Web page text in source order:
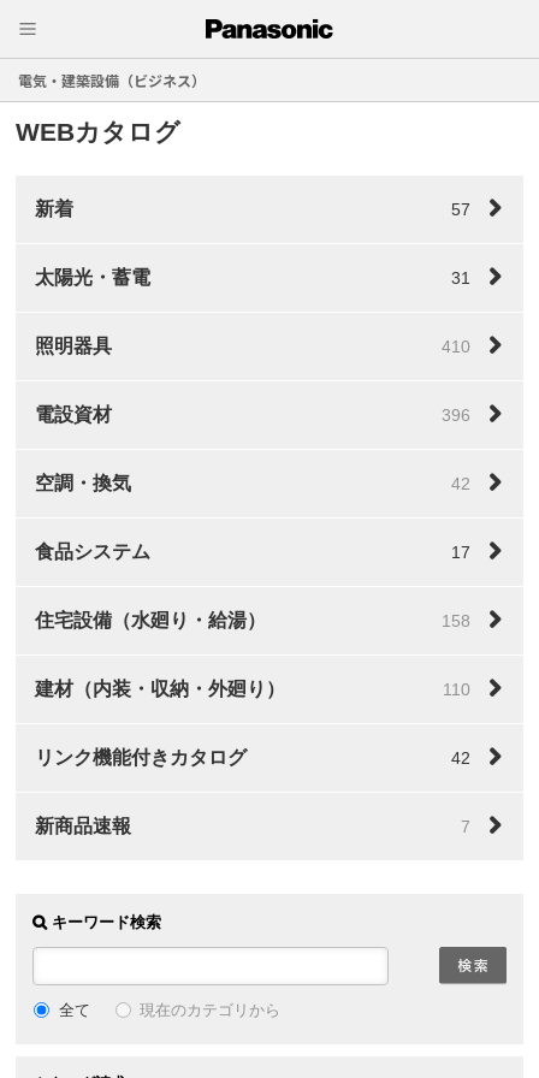
電気・建築設備（ビジネス）
WEBカタログ
新着 57
太陽光・蓄電 31
照明器具 410
電設資材 396
空調・換気 42
食品システム 17
住宅設備（水廻り・給湯） 158
建材（内装・収納・外廻り） 110
リンク機能付きカタログ 42
新商品速報 7
キーワード検索
全て 現在のカテゴリから